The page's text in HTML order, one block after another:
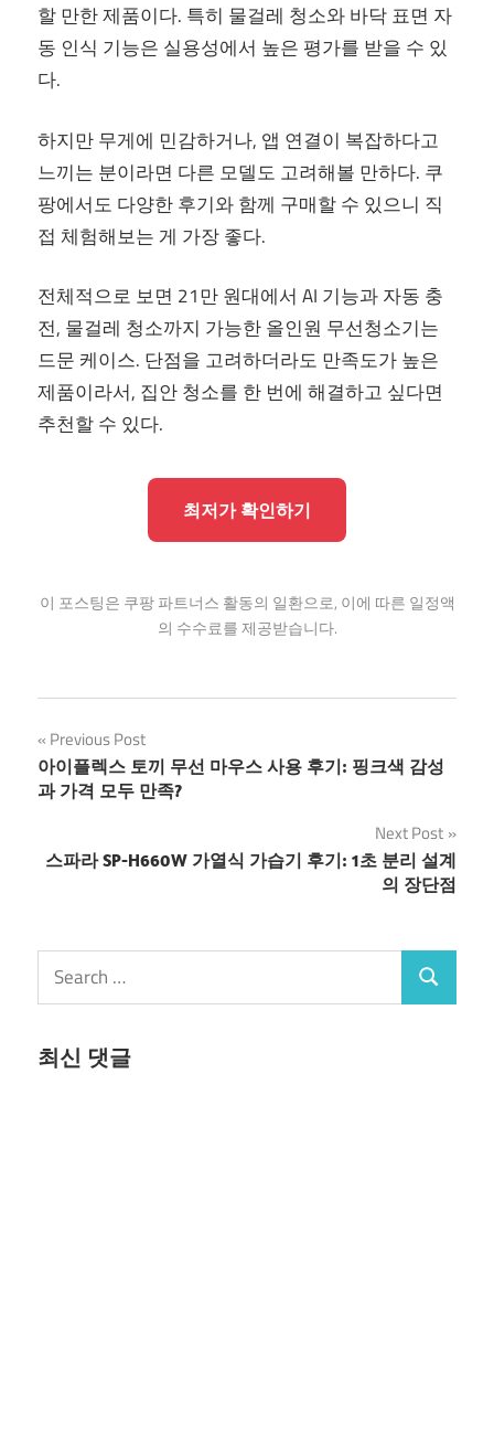
할 만한 제품이다. 특히 물걸레 청소와 바닥 표면 자
동 인식 기능은 실용성에서 높은 평가를 받을 수 있
다.
하지만 무게에 민감하거나, 앱 연결이 복잡하다고
느끼는 분이라면 다른 모델도 고려해볼 만하다. 쿠
팡에서도 다양한 후기와 함께 구매할 수 있으니 직
접 체험해보는 게 가장 좋다.
전체적으로 보면 21만 원대에서 AI 기능과 자동 충
전, 물걸레 청소까지 가능한 올인원 무선청소기는
드문 케이스. 단점을 고려하더라도 만족도가 높은
제품이라서, 집안 청소를 한 번에 해결하고 싶다면
추천할 수 있다.
최저가 확인하기
이 포스팅은 쿠팡 파트너스 활동의 일환으로, 이에 따른 일정액
의 수수료를 제공받습니다.
글
탐
Previous Post
아이플렉스 토끼 무선 마우스 사용 후기: 핑크색 감성
과 가격 모두 만족?
Next Post
스파라 SP-H660W 가열식 가습기 후기: 1초 분리 설계
의 장단점
Search
for:
Search
최신 댓글